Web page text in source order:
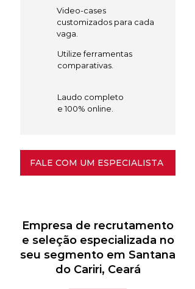
Video-cases
customizados para cada
vaga.
Utilize ferramentas
comparativas.
Laudo completo
e 100% online.
FALE COM UM ESPECIALISTA
Empresa de recrutamento
e seleção especializada no
seu segmento em Santana
do Cariri, Ceará